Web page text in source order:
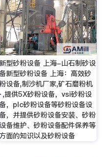
新型砂粉设备 上海-山石制砂设
备新型砂粉设备 上海：高效砂
粉设备,制沙机厂家,矿石磨粉机
·,提供5X砂粉设备，vsi砂粉设
备，plc砂粉设备等砂粉设备设
备，并提供砂粉设备安装、砂粉
设备维护、砂粉设备配件保养等
方面的知识以及砂粉设备